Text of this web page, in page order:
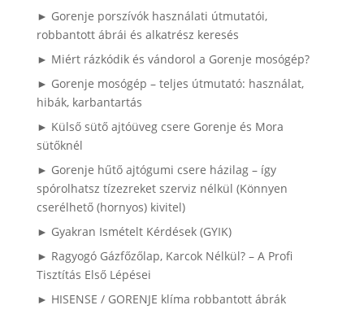
► Gorenje porszívók használati útmutatói,
robbantott ábrái és alkatrész keresés
► Miért rázkódik és vándorol a Gorenje mosógép?
► Gorenje mosógép – teljes útmutató: használat,
hibák, karbantartás
► Külső sütő ajtóüveg csere Gorenje és Mora
sütőknél
► Gorenje hűtő ajtógumi csere házilag – így
spórolhatsz tízezreket szerviz nélkül (Könnyen
cserélhető (hornyos) kivitel)
► Gyakran Ismételt Kérdések (GYIK)
► Ragyogó Gázfőzőlap, Karcok Nélkül? – A Profi
Tisztítás Első Lépései
► HISENSE / GORENJE klíma robbantott ábrák